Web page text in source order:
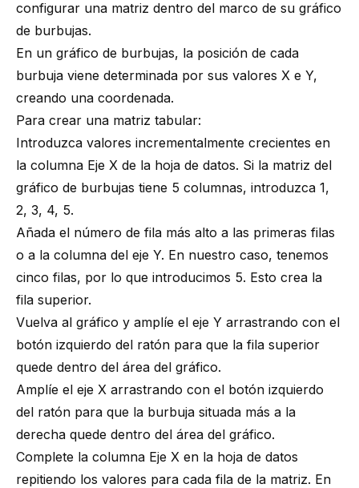
configurar una matriz dentro del marco de su gráfico
de burbujas.
En un gráfico de burbujas, la posición de cada
burbuja viene determinada por sus valores X e Y,
creando una coordenada.
Para crear una matriz tabular:
Introduzca valores incrementalmente crecientes en
la columna Eje X de la hoja de datos. Si la matriz del
gráfico de burbujas tiene 5 columnas, introduzca 1,
2, 3, 4, 5.
Añada el número de fila más alto a las primeras filas
o a la columna del eje Y. En nuestro caso, tenemos
cinco filas, por lo que introducimos 5. Esto crea la
fila superior.
Vuelva al gráfico y amplíe el eje Y arrastrando con el
botón izquierdo del ratón para que la fila superior
quede dentro del área del gráfico.
Amplíe el eje X arrastrando con el botón izquierdo
del ratón para que la burbuja situada más a la
derecha quede dentro del área del gráfico.
Complete la columna Eje X en la hoja de datos
repitiendo los valores para cada fila de la matriz. En